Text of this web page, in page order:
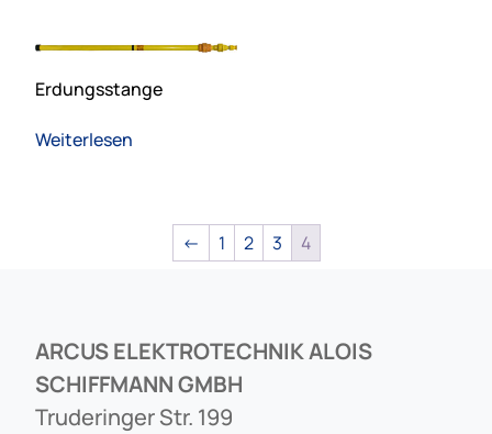
Erdungsstange
Weiterlesen
← 1 2 3 4
ARCUS ELEKTROTECHNIK ALOIS
SCHIFFMANN GMBH
Truderinger Str. 199